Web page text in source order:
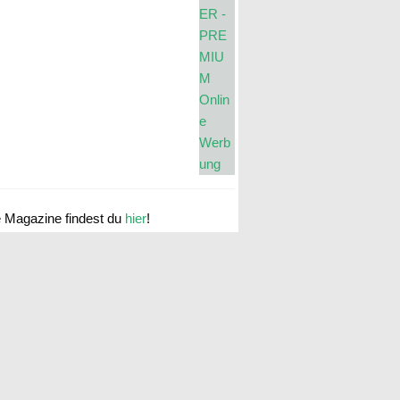
Magazine findest du hier!